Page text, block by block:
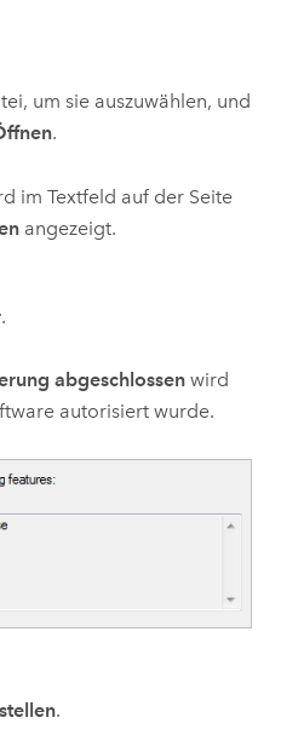
um sie auszuwählen, und
.
im Textfeld auf der Seite
angezeigt.
.
abgeschlossenwird
autorisiert wurde.
.